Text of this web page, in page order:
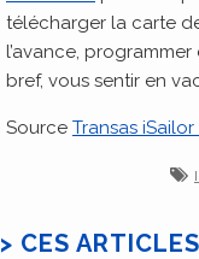
télécharger la carte
l’avance,
bref, vous sentir en
Source Transas iSailor
> CES